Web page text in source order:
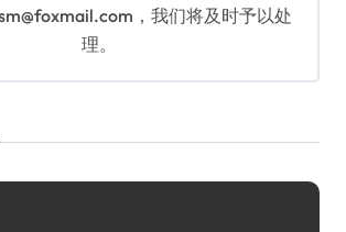
，我们将及时予以处
理。